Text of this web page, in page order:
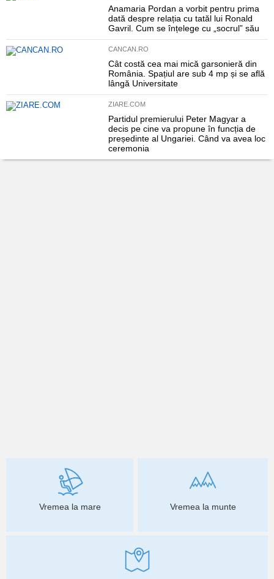
Anamaria Pordan a vorbit pentru prima
dată despre relația cu tatăl lui Ronald
Gavril. Cum se înțelege cu „socrul” său
CANCAN.RO
Cât costă cea mai mică garsonieră din
România. Spațiul are sub 4 mp și se află
lângă Universitate
ZIARE.COM
Partidul premierului Peter Magyar a
decis pe cine va propune în funcția de
președinte al Ungariei. Când va avea loc
ceremonia
Vremea la mare Vremea la munte